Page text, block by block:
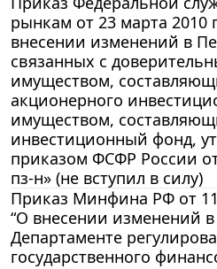
рынкам от 23 марта 2010
внесении изменений в
связанных с
имуществом,
акционерного
имуществом,
инвестиционный фонд,
приказом ФСФР России
пз-н» (не вступил в силу)
Приказ Минфина РФ от
“О внесении изменений
Департаменте
государственного